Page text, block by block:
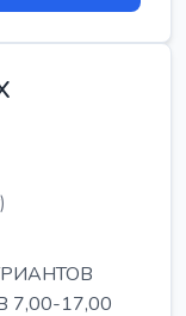
17,00